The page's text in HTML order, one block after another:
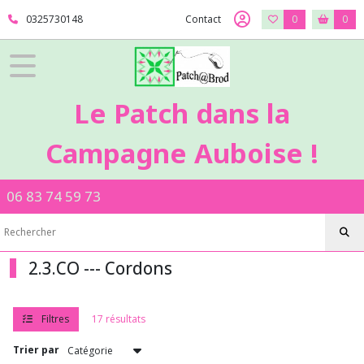
0325730148 Contact 0 0
Le Patch dans la
Campagne Auboise !
06 83 74 59 73
2.3.CO --- Cordons
Filtres 17 résultats
Trier par
Fermer
FILTRES
Mercerie
2.2.PA
-
-
2.3.CO
-
Cordons